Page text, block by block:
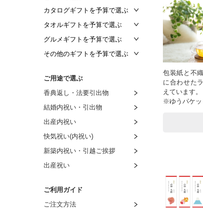
カタログギフトを予算で選ぶ
～2,000円
～2,500円
～3,000円
～4,000円
～4,500円
～5,000円
～6,000円
～9,000円
～11,000円
～16,000円
～21,000円
タオルギフトを予算で選ぶ
～1,000円
～1,500円
～3,000円
～4,000円
～5,000円
～6,000円
～7,000円
～8,000円
8,001円～
グルメギフトを予算で選ぶ
～1,000円
～2,000円
～3,000円
～4,000円
～5,000円
～6,000円
～7,000円
～8,000円
8,001円～
その他のギフトを予算で選ぶ
～1,500円
～2,000円
～3,000円
～4,000円
～5,000円
～6,000円
～7,000円
～8,000円
ご用途で選ぶ
香典返し・法要引出物
結婚内祝い・引出物
出産内祝い
快気祝い(内祝い)
新築内祝い・引越ご挨拶
出産祝い
ご利用ガイド
ご注文方法
包装紙と不
に合わせた
えています。
※ゆうパケッ